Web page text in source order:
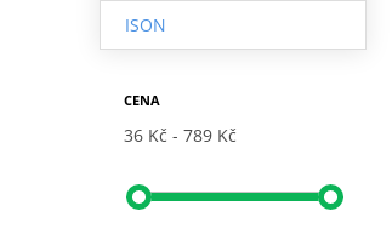
ISON
CENA
36 Kč 789 Kč